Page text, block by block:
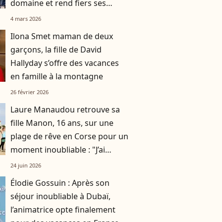
domaine et rend fiers ses
parents
4 mars 2026
Ilona Smet maman de deux
garçons, la fille de David
Hallyday s’offre des vacances
en famille à la montagne
26 février 2026
Laure Manaudou retrouve sa
fille Manon, 16 ans, sur une
plage de rêve en Corse pour un
moment inoubliable : "J’ai
réalisé mon rêve"
24 juin 2026
Élodie Gossuin : Après son
séjour inoubliable à Dubaï,
l’animatrice opte finalement